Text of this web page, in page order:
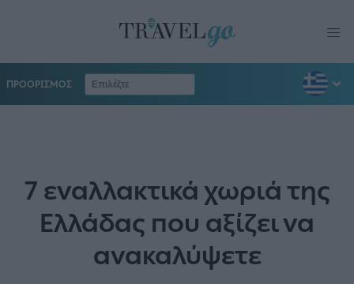
ΠΡΟΟΡΙΣΜΟΣ
7 εναλλακτικά χωριά της
Ελλάδας που αξίζει να
ανακαλύψετε